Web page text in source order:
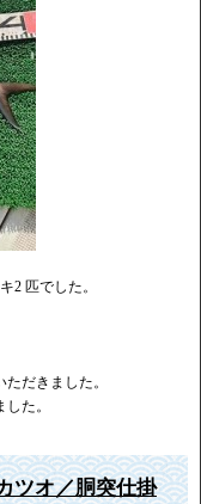
2 匹でした。
だきました。
た。
ツオ／胴突仕掛